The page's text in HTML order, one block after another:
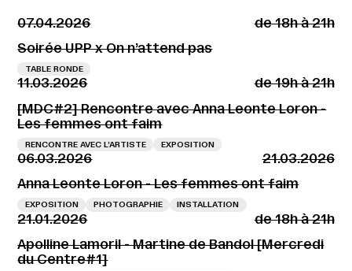
07.04.2026
de 18h à 21h
Soirée UPP x On n’attend pas
TABLE RONDE
11.03.2026
de 19h à 21h
[MDC#2] Rencontre avec Anna Leonte Loron -
Les femmes ont faim
RENCONTRE AVEC L’ARTISTE EXPOSITION
06.03.2026
21.03.2026
Anna Leonte Loron - Les femmes ont faim
EXPOSITION PHOTOGRAPHIE INSTALLATION
21.01.2026
de 18h à 21h
Apolline Lamoril - Martine de Bandol [Mercredi
du Centre#1]